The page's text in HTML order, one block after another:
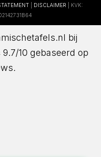
DISCLAIMER | KVK:
bij
9.7/10 gebaseerd op